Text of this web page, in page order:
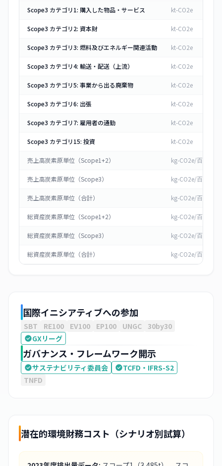
Scope3 カテゴリ1: 購入した物品・サービス kt-CO2e
Scope3 カテゴリ2: 資本財 kt-CO2e
Scope3 カテゴリ3: 燃料及びエネルギー関連活動 kt-CO2e
Scope3 カテゴリ4: 輸送・配送（上流） kt-CO2e
Scope3 カテゴリ5: 事業から出る廃棄物 kt-CO2e
Scope3 カテゴリ6: 出張 kt-CO2e
Scope3 カテゴリ7: 雇用者の通勤 kt-CO2e
Scope3 カテゴリ15: 投資 kt-CO2e
売上高炭素原単位（Scope1+2） kg-CO2e/百万円
売上高炭素原単位（Scope3） kg-CO2e/百万円
売上高炭素原単位（合計） kg-CO2e/百万円
総資産炭素原単位（Scope1+2） kg-CO2e/百万円
総資産炭素原単位（Scope3） kg-CO2e/百万円
総資産炭素原単位（合計） kg-CO2e/百万円
国際イニシアティブへの参加
SBT RE100 EV100 EP100 UNGC 30by30
GXリーグ
ガバナンス・フレームワーク開示
サステナビリティ委員会
TCFD・IFRS-S2
TNFD
潜在的環境財務コスト（シナリオ別試算）